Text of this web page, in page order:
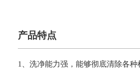
产品特点
1、洗净能力强，能够彻底清除各